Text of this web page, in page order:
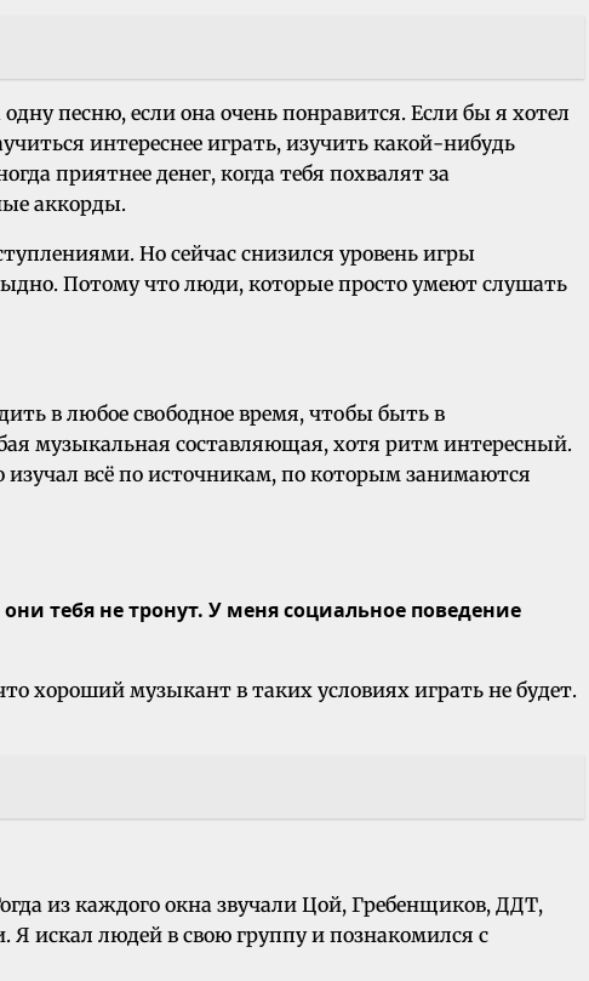
песню, если она очень понравится. Если бы я хотел
интереснее играть, изучить какой-нибудь
приятнее денег, когда тебя похвалят за
аккорды.
Но сейчас снизился уровень игры
Потому что люди, которые просто умеют слушать
в любое свободное время, чтобы быть в
музыкальная составляющая, хотя ритм интересный.
изучал всё по источникам, по которым занимаются
тебя не тронут. У меня социальное поведение
хороший музыкант в таких условиях играть не будет.
из каждого окна звучали Цой, Гребенщиков, ДДТ,
Я искал людей в свою группу и познакомился с